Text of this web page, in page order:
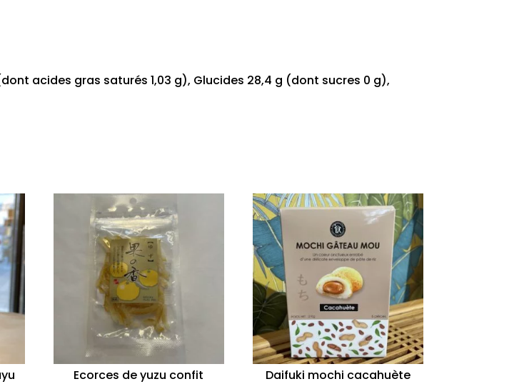
acides gras saturés 1,03 g), Glucides 28,4 g (dont sucres 0 g),
Ecorces de yuzu confit Daifuki mochi cacahuète